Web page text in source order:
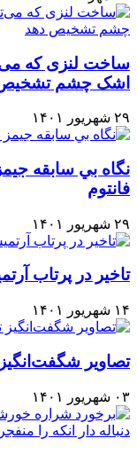
ساخت لنزی که
اشک چشم
۲۹ شهریور ۱۴۰۱
نگاه بي سابقه
فانتوم
۲۹ شهریور ۱۴۰۱
تاخیر در پرتاب
۱۴ شهریور ۱۴۰۱
تصاویر
۰۳ شهریور ۱۴۰۱